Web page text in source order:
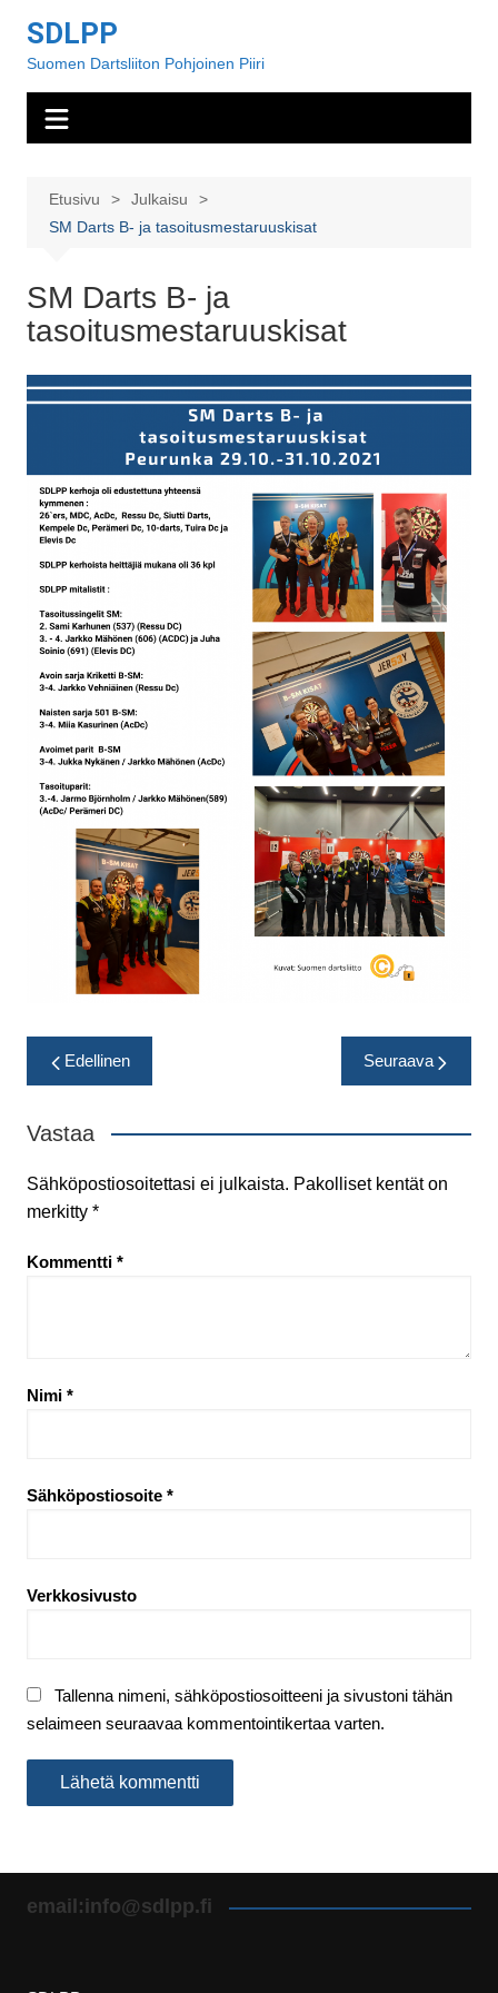
sisältöön
SDLPP
Suomen Dartsliiton Pohjoinen Piiri
Etusivu
Julkaisu
SM Darts B- ja tasoitusmestaruuskisat
SM Darts B- ja
tasoitusmestaruuskisat
Artikkelien
selaus
Edellinen Seuraava
Vastaa
Sähköpostiosoitettasi ei julkaista. Pakolliset kentät on
merkitty *
Kommentti *
Nimi *
Sähköpostiosoite *
Verkkosivusto
Tallenna nimeni, sähköpostiosoitteeni ja sivustoni tähän
selaimeen seuraavaa kommentointikertaa varten.
email:info@sdlpp.fi